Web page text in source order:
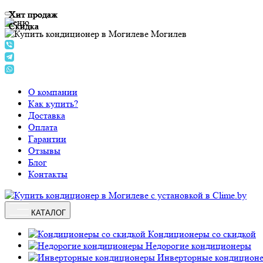
Меню
Могилев
О компании
Как купить?
Доставка
Оплата
Гарантии
Отзывы
Блог
Контакты
КАТАЛОГ
Кондиционеры со скидкой
Недорогие кондиционеры
Инверторные
Хит продаж
Скидка
Хит продаж
Скидка
Хит продаж
Хит продаж
Скидка